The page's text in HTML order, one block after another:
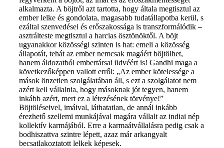
alkalmazta. A böjtről azt tartotta, hogy általa megtisztul az
ember lelke és gondolata, magasabb tudatállapotba kerül, s
ezáltal szenvedései és erőszakossága is transzformálódik –
asztrálteste megtisztul a harcias ösztönöktől. A böjt
ugyanakkor közösségi szinten is hat: emeli a közösség
állapotát, tehát az ember nemcsak magáért böjtölhet,
hanem áldozatból embertársai üdvéért is! Gandhi maga a
következőképpen vallott erről: „Az ember kötelessége a
mások önzetlen szolgálatában áll, s ezt a szolgálatot nem
azért kell vállalnia, hogy másoknak jót tegyen, hanem
inkább azért, mert ez a létezésének törvénye!”
Böjtöléseivel, imáival, láthatatlan, de annál inkább
érezhető szellemi munkájával magára vállalt az indiai nép
kollektív karmájából. Erre a karmaátvállalásra pedig csak a
bodhiszattva szintre lépett, azaz már arkangyalt
becsatlakoztatott lelkek képesek.